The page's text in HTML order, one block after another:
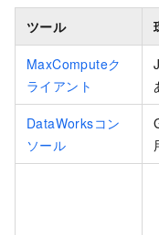
ツール
MaxComputeク
ライアント
DataWorksコン
ソール